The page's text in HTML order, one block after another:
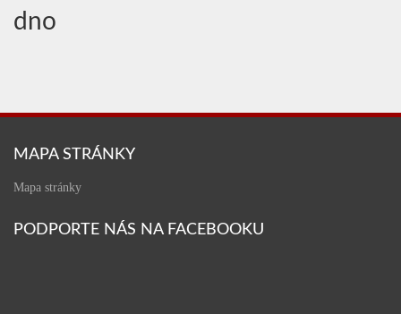
dno
MAPA STRÁNKY
Mapa stránky
PODPORTE NÁS NA FACEBOOKU